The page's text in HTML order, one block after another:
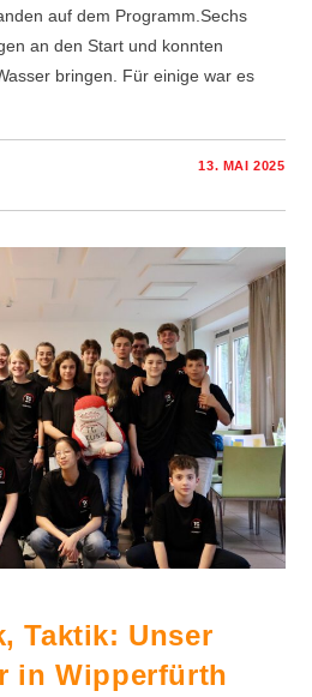
auf dem Programm.Sechs
an den Start und konnten
bringen. Für einige war es
13. MAI 2025
Taktik: Unser
in Wipperfürth